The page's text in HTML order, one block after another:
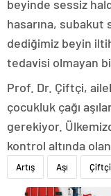
beyinde sessiz
hasarına, subakut
dediğimiz beyin
tedavisi olmayan
Prof. Dr. Çiftçi,
çocukluk çağı
gerekiyor.
kontrol altında olan
Artış Aşı Çiftçi